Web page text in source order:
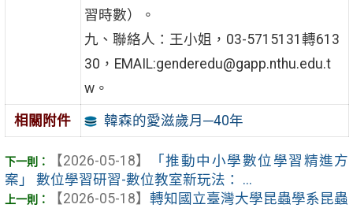
習時數）。
九、聯絡人：王小姐，03-5715131轉613
30，EMAIL:genderedu@gapp.nthu.edu.t
w。
相關附件 韓森的愛滋歲月─40年
【2026-05-18】
「推動中小學數位學習精進方
案」 數位學習研習-數位教室新玩法： ...
【2026-05-18】 轉知國立臺灣大學昆蟲學系昆蟲